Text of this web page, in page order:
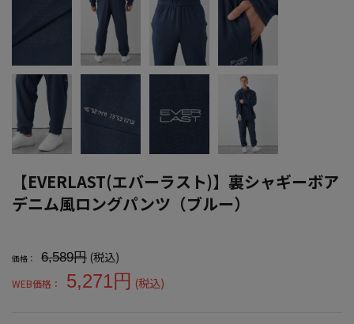
【EVERLAST(エバーラスト)】裏シャギーボア
デニム風ロングパンツ（ブルー）
価格： 6,589円 (税込)
WEB価格： 5,271円 (税込)